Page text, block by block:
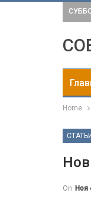
Home
СТАТЬИ
On Ноя